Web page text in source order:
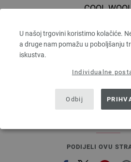
U našoj trgovini koristimo kolačiće.
a druge nam pomažu u poboljšanju
iskustva.
Individualne
Odbij
COOL
Dužina: otprilike 160
Većina igle: 3 -
bez PDV-a, dodatno troškovi za dostavu,
PODIJELI OVU